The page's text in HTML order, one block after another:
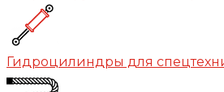
Гидроцилиндры для